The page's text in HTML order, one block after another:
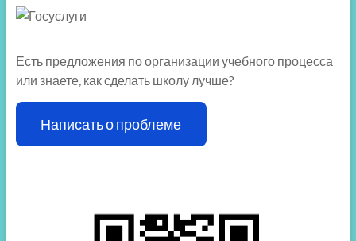
Есть предложения по организации учебного процесса
или знаете, как сделать школу лучше?
Написать о проблеме